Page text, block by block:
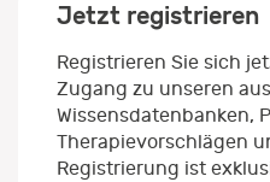
Jetzt registrieren
Registrieren Sie sich
Zugang zu unseren
Wissensdatenbanken,
Therapievorschlägen
Registrierung ist